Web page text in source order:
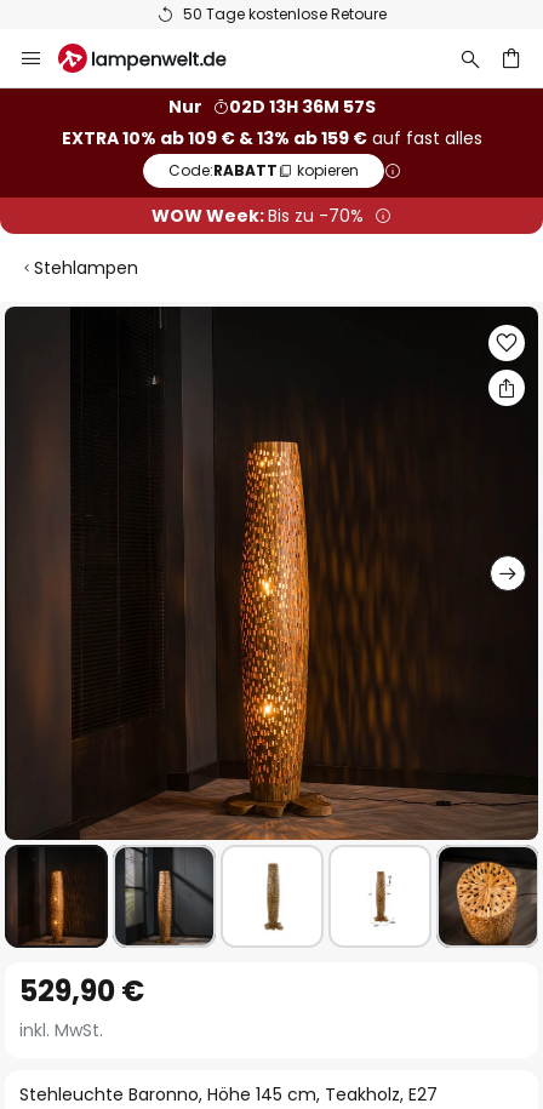
50 Tage kostenlose Retoure
Inhalt
Nur
02D 13H 36M 56S
EXTRA 10% ab 109 € & 13% ab 159 €auf fast alles
Code:RABATT kopieren
WOW Week:Bis zu -70%
Stehlampen
Zum
Anfang
der
springen
Stehleuchte Baronno, Höhe 145 cm, Teakholz, E27
529,90 €
inkl. MwSt.